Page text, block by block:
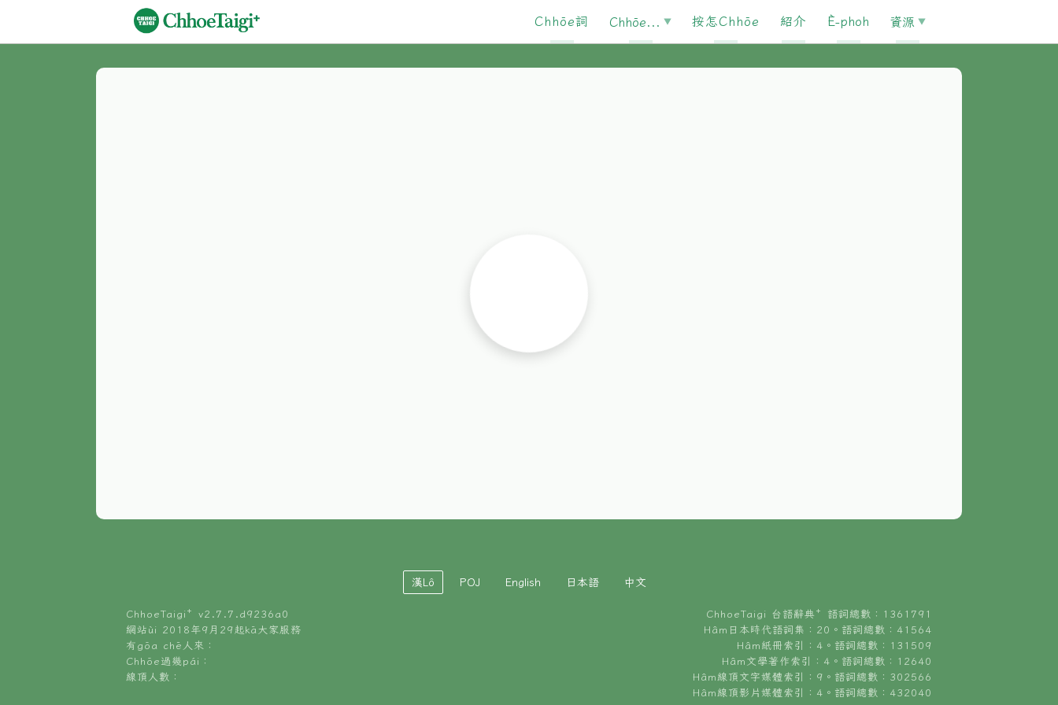
Chhōe詞 Chhōe... 按怎Chhōe 紹介 È-phoh 資源
漢Lô POJ English 日本語 中文
ChhoeTaigi⁺ v2.7.7.d9236a0
網站ùi 2018年9月29起kā大家服務
有gōa chē人來：
Chhōe過幾pái：
線頂人數：
ChhoeTaigi 台語辭典⁺ 語詞總數：1361791
Hâm日本時代語詞集：20。語詞總數：41564
Hâm紙冊索引：4。語詞總數：131509
Hâm文學著作索引：4。語詞總數：12640
Hâm線頂文字媒體索引：9。語詞總數：302566
Hâm線頂影片媒體索引：4。語詞總數：432040